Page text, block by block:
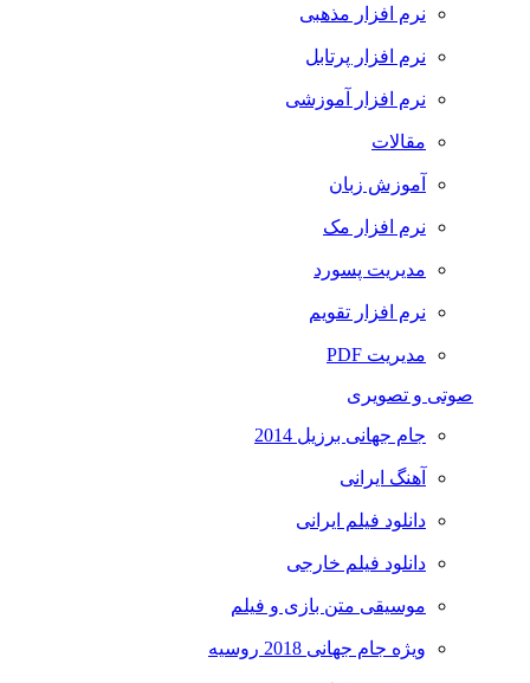
نرم افزار مذهبی
نرم افزار پرتابل
نرم افزار آموزشی
مقالات
آموزش زبان
نرم افزار مک
مدیریت پسورد
نرم افزار تقویم
مدیریت PDF
صوتی و تصویری
جام جهانی برزیل 2014
آهنگ ایرانی
دانلود فیلم ایرانی
دانلود فیلم خارجی
موسیقی متن بازی و فیلم
ویژه جام جهانی 2018 روسیه